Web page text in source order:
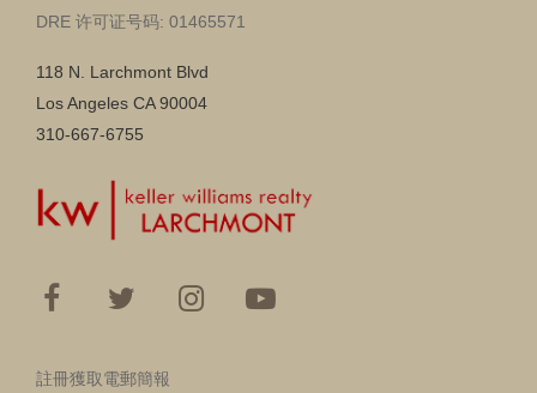
DRE 许可证号码: 01465571
118 N. Larchmont Blvd
Los Angeles CA 90004
310-667-6755
註冊獲取電郵簡報